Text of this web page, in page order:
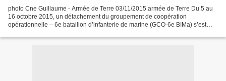
photo Cne Guillaume - Armée de Terre 03/11/2015 armée de Terre Du 5 au
16 octobre 2015, un détachement du groupement de coopération
opérationnelle – 6e bataillon d’infanterie de marine (GCO-6e BIMa) s’est